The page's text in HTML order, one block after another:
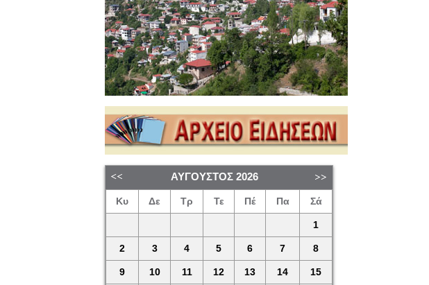
ΑΎΓΟΥΣΤΟΣ 2026
Κυ Δε Τρ Τε Πέ Πα Σά
1
2 3 4 5 6 7 8
9 10 11 12 13 14 15